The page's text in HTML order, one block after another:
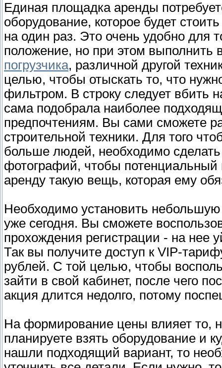
Единая площадка аренды
оборудование, которое будет
на один раз. Это очень удобно для
положение, но при этом выполнить
погрузчика, различной другой
целью, чтобы отыскать то, что
фильтром. В строку следует вбить
сама подобрала наиболее
предпочтениям. Вы сами сможете
строительной техники. Для того
больше людей, необходимо
фотографий, чтобы потенциальный
аренду такую вещь, которая ему
Необходимо установить
уже сегодня. Вы сможете
прохождения регистрации - на нее
Так вы получите доступ к VIP-
рублей. С той целью, чтобы
зайти в свой кабинет, после чего
акция длится недолго, потому
На формирование цены влияет то,
планируете взять оборудование и
нашли подходящий вариант, то